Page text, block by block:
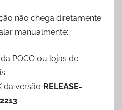
não chega diretamente
manualmente:
POCO ou lojas de
da versão RELEASE-
.